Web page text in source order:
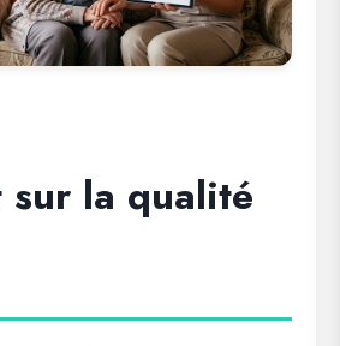
sur la qualité